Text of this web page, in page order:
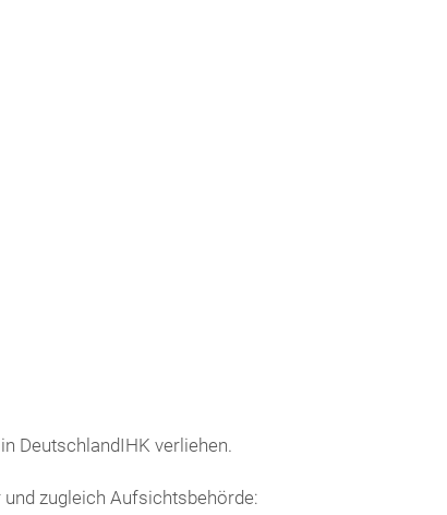
DeutschlandIHK verliehen.
zugleich Aufsichtsbehörde: